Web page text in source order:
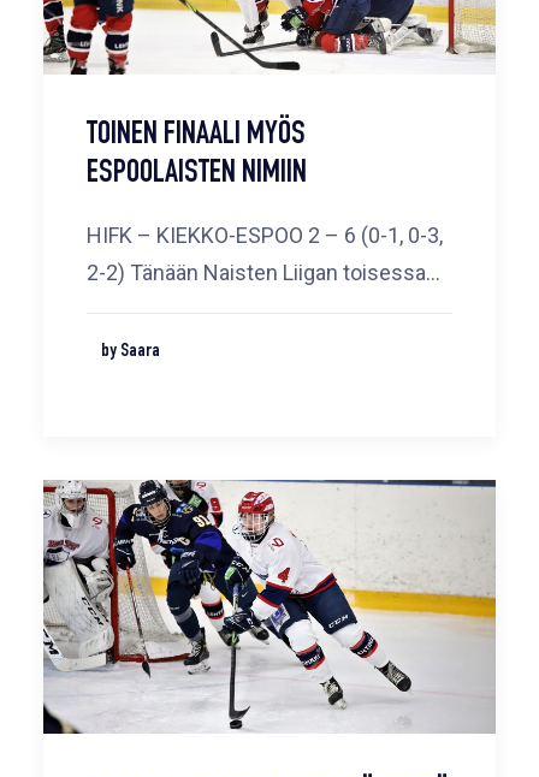
TOINEN FINAALI MYÖS
ESPOOLAISTEN NIMIIN
HIFK – KIEKKO-ESPOO 2 – 6 (0-1, 0-3,
2-2) Tänään Naisten Liigan toisessa…
by Saara